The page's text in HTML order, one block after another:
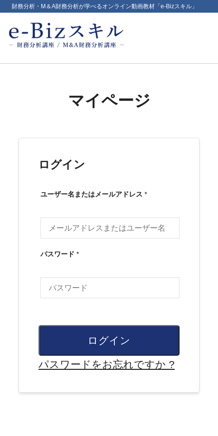
財務分析・M＆A財務分析が学べるオンライン動画教材「e-Bizスキル」
マイページ
ログイン
ユーザー名またはメールアドレス *
パスワード *
ログイン
パスワードをお忘れですか ?